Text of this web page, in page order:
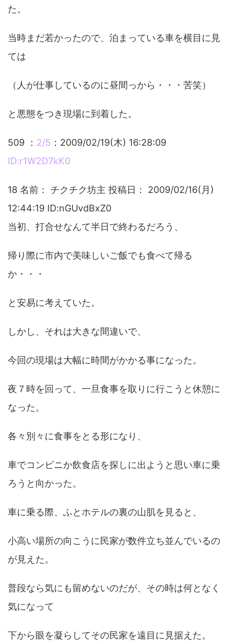
た。
当時まだ若かったので、泊まっている車を横目に見
ては
（人が仕事しているのに昼間っから・・・苦笑）
と悪態をつき現場に到着した。
509 ： 2/5 ：2009/02/19(木) 16:28:09
ID:r1W2D7kK0
18 名前： チクチク坊主 投稿日： 2009/02/16(月)
12:44:19 ID:nGUvdBxZ0
当初、打合せなんて半日で終わるだろう、
帰り際に市内で美味しいご飯でも食べて帰る
か・・・
と安易に考えていた。
しかし、それは大きな間違いで、
今回の現場は大幅に時間がかかる事になった。
夜７時を回って、一旦食事を取りに行こうと休憩に
なった。
各々別々に食事をとる形になり、
車でコンビニか飲食店を探しに出ようと思い車に乗
ろうと向かった。
車に乗る際、ふとホテルの裏の山肌を見ると、
小高い場所の向こうに民家が数件立ち並んでいるの
が見えた。
普段なら気にも留めないのだが、その時は何となく
気になって
下から眼を凝らしてその民家を遠目に見据えた。